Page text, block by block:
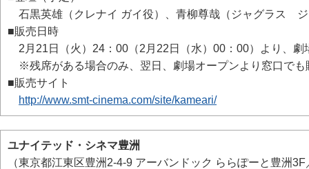
石黒英雄（クレナイ ガイ役）、青柳尊哉（ジャグラス
■販売日時
2月21日（火）24：00（2月22日（水）00：00）より、劇
※残席がある場合のみ、翌日、劇場オープンより窓口でも
■販売サイト
http://www.smt-cinema.com/site/kameari/
ユナイテッド・シネマ豊洲
（東京都江東区豊洲2-4-9 アーバンドック ららぽーと豊洲